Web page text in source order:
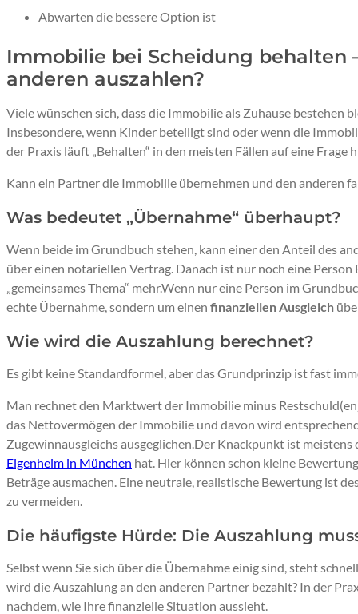
Abwarten die bessere Option ist
Immobilie bei Scheidung behalten
anderen auszahlen?
Viele wünschen sich, dass die Immobilie als Zuhause bestehen
Insbesondere, wenn Kinder beteiligt sind oder wenn die
der Praxis läuft „Behalten“ in den meisten Fällen auf eine Frage
Kann ein Partner die Immobilie übernehmen und den anderen
Was bedeutet „Übernahme“ überhaupt?
Wenn beide im Grundbuch stehen, kann einer den Anteil des
über einen notariellen Vertrag. Danach ist nur noch eine
„gemeinsames Thema“ mehr.Wenn nur eine Person im
echte Übernahme, sondern um einen finanziellen Ausgleich
Wie wird die Auszahlung berechnet?
Es gibt keine Standardformel, aber das Grundprinzip ist fast
Man rechnet den Marktwert der Immobilie minus
das Nettovermögen der Immobilie und davon wird
Zugewinnausgleichs ausgeglichen.Der Knackpunkt ist
Eigenheim in München hat. Hier können schon kleine
Beträge ausmachen. Eine neutrale, realistische Bewertung ist
zu vermeiden.
Die häufigste Hürde: Die Auszahlung
Selbst wenn Sie sich über die Übernahme einig sind, steht
wird die Auszahlung an den anderen Partner bezahlt? In der
nachdem, wie Ihre finanzielle Situation aussieht.